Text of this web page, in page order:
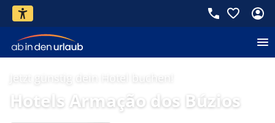
Jetzt günstig dein Hotel buchen!
Hotels Armação dos Búzios